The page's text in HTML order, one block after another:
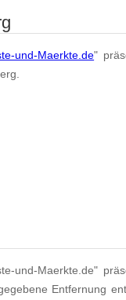
und-Maerkte.de"
und-Maerkte.de"
Entfernung